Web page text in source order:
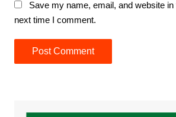
Save my name, email, and website
next time I comment.